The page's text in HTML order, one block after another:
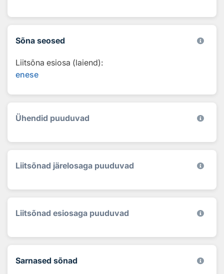
Sõna seosed
Liitsõna esiosa (laiend):
enese
Ühendid puuduvad
Liitsõnad järelosaga puuduvad
Liitsõnad esiosaga puuduvad
Sarnased sõnad